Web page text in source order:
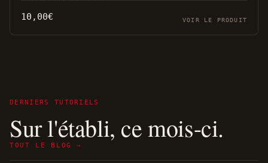
10,00€ VOIR LE PRODUIT
DERNIERS TUTORIELS
Sur l'établi, ce mois-ci.
TOUT LE BLOG →